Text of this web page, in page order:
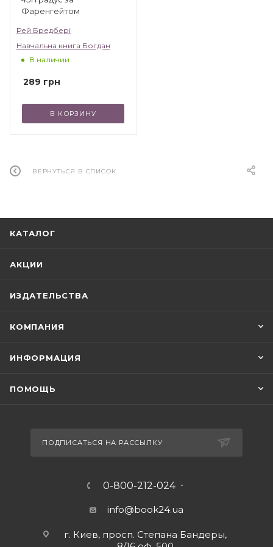
Фаренгейтом
Рей Бредбері
Навчальна книга Богдан
В наличии
289 грн
В КОРЗИНУ
ВЕРНУТЬСЯ В СПИСОК
КАТАЛОГ
АКЦИИ
ИЗДАТЕЛЬСТВА
КОМПАНИЯ
ИНФОРМАЦИЯ
ПОМОЩЬ
ПОДПИСАТЬСЯ НА РАССЫЛКУ
0-800-212-024
info@book24.ua
г. Киев, просп. Степана Бандеры,